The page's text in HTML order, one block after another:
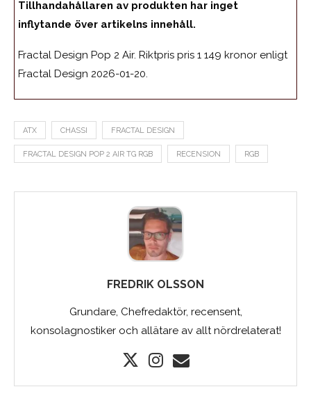
Tillhandahållaren av produkten har inget
inflytande över artikelns innehåll.
Fractal Design Pop 2 Air. Riktpris pris 1 149 kronor enligt
Fractal Design 2026-01-20.
ATX CHASSI FRACTAL DESIGN
FRACTAL DESIGN POP 2 AIR TG RGB RECENSION RGB
FREDRIK OLSSON
Grundare, Chefredaktör, recensent,
konsolagnostiker och allätare av allt nördrelaterat!